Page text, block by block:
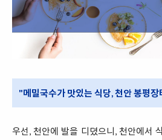
"메밀국수가 맛있는 식당, 천안 봉평장
우선, 천안에 발을 디뎠으니, 천안에서